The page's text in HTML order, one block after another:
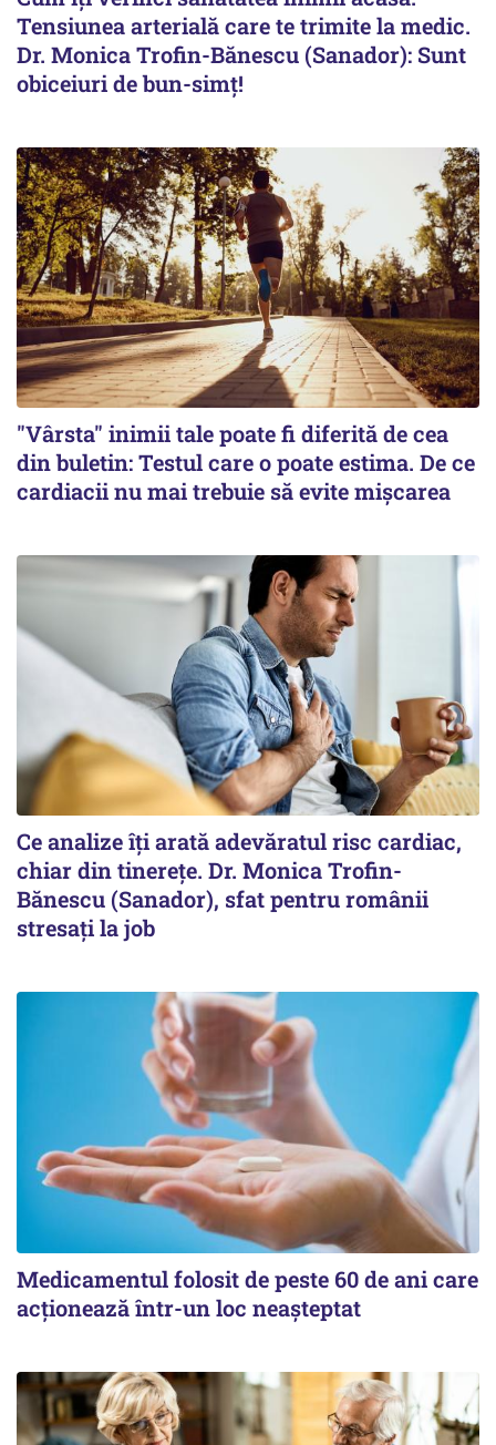
Tensiunea arterială care te trimite la medic.
Dr. Monica Trofin-Bănescu (Sanador): Sunt
obiceiuri de bun-simț!
"Vârsta" inimii tale poate fi diferită de cea
din buletin: Testul care o poate estima. De ce
cardiacii nu mai trebuie să evite mișcarea
Ce analize îți arată adevăratul risc cardiac,
chiar din tinerețe. Dr. Monica Trofin-
Bănescu (Sanador), sfat pentru românii
stresați la job
Medicamentul folosit de peste 60 de ani care
acționează într-un loc neașteptat